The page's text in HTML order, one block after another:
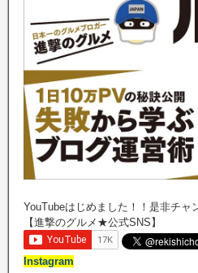
YouTubeはじめました！！是非チャ
【進撃のグルメ★公式SNS】
Instagram